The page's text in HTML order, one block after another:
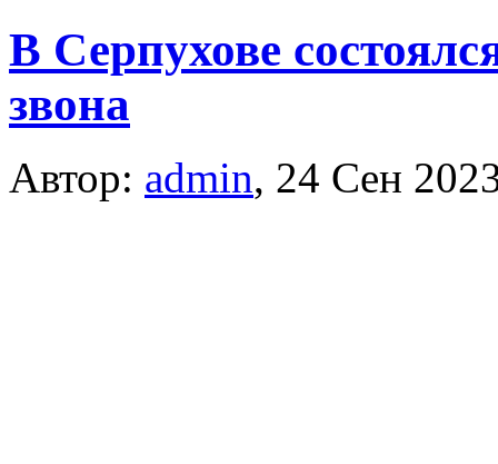
В Серпухове
звона
Автор: admin, 24 Сен